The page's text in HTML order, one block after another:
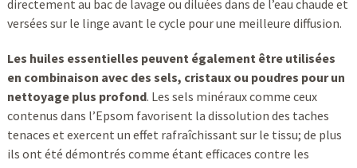
directement au bac de lavage ou diluées dans de l’eau chaude et
versées sur le linge avant le cycle pour une meilleure diffusion.
Les huiles essentielles peuvent également être utilisées
en combinaison avec des sels, cristaux ou poudres pour un
nettoyage plus profond. Les sels minéraux comme ceux
contenus dans l’Epsom favorisent la dissolution des taches
tenaces et exercent un effet rafraîchissant sur le tissu; de plus
ils ont été démontrés comme étant efficaces contre les